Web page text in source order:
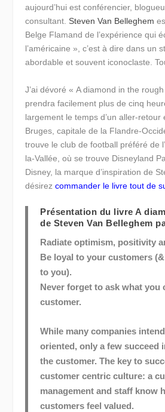
aujourd’hui est conférencier,
consultant. Steven Van Belleghem
Belge Flamand de l’expérience qui
l’américaine », c’est à dire dans un
abordable et souvent iconoclaste.
J’ai dévoré « A diamond in the
prendra facilement plus de cinq
largement le temps d’un aller-retour
Bruges, capitale de la Flandre-
trouve le club de football préféré de
la-Vallée, où se trouve Disneyland
Disney, la marque d’inspiration de
désirezcommander le livre tout de
Présentation du livre A
de Steven Van Belleghem
Radiate optimism, positivity
Be loyal to your customers
to you).
Never forget to ask what you
customer.
While many companies
oriented, only a few succeed
the customer. The key to
customer centric culture: a
management and staff know
customers feel valued.